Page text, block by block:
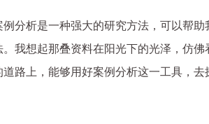
分析是一种强大的研究方法，可以帮
。我想起那叠资料在阳光下的光泽，仿
路上，能够用好案例分析这一工具，去